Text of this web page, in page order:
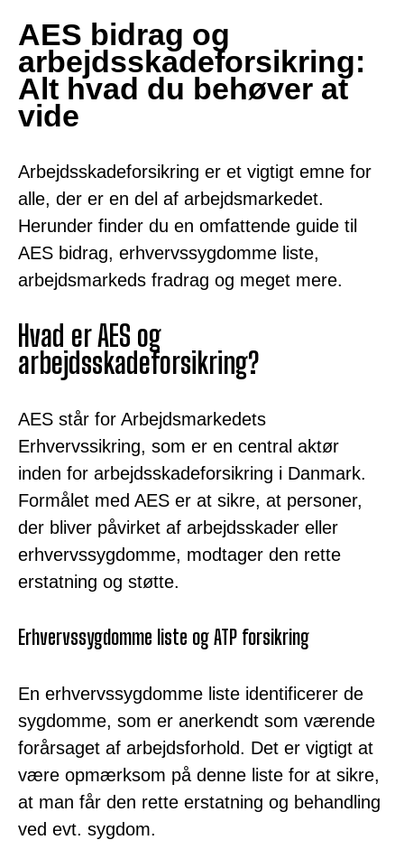
AES bidrag og
arbejdsskadeforsikring:
Alt hvad du behøver at
vide
Arbejdsskadeforsikring er et vigtigt emne for
alle, der er en del af arbejdsmarkedet.
Herunder finder du en omfattende guide til
AES bidrag, erhvervssygdomme liste,
arbejdsmarkeds fradrag og meget mere.
Hvad er AES og
arbejdsskadeforsikring?
AES står for Arbejdsmarkedets
Erhvervssikring, som er en central aktør
inden for arbejdsskadeforsikring i Danmark.
Formålet med AES er at sikre, at personer,
der bliver påvirket af arbejdsskader eller
erhvervssygdomme, modtager den rette
erstatning og støtte.
Erhvervssygdomme liste og ATP forsikring
En erhvervssygdomme liste identificerer de
sygdomme, som er anerkendt som værende
forårsaget af arbejdsforhold. Det er vigtigt at
være opmærksom på denne liste for at sikre,
at man får den rette erstatning og behandling
ved evt. sygdom.